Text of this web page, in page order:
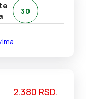
30
2.380 RSD.